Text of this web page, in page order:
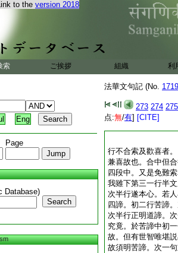
to the version 2018
索 ご挨拶 組織 利
Eng
Page
Database)
Search
法華文句記 (No.
273 274 275
点:無/有] [CITE]
行不合索及歡喜者
兼喜故也。合中但
四段中。又是免難
我雖下第三一行半
次半行遂本心。若
四諦。初二行苦諦
次半行正明道諦。
究竟。於苦諦中初
故。但有世智唯堪
故須明苦諦。次一